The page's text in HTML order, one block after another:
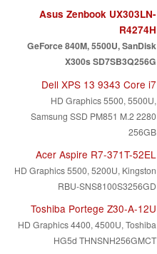
Asus Zenbook UX303LN-
R4274H
GeForce 840M, 5500U, SanDisk
X300s SD7SB3Q256G
Dell XPS 13 9343 Core i7
HD Graphics 5500, 5500U,
Samsung SSD PM851 M.2 2280
256GB
Acer Aspire R7-371T-52EL
HD Graphics 5500, 5200U, Kingston
RBU-SNS8100S3256GD
Toshiba Portege Z30-A-12U
HD Graphics 4400, 4500U, Toshiba
HG5d THNSNH256GMCT